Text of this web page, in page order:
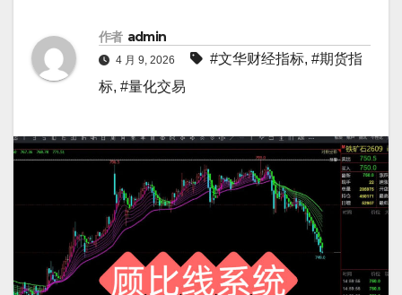
作者 admin
4 月 9, 2026 #文华财经指标, #期货指
标, #量化交易